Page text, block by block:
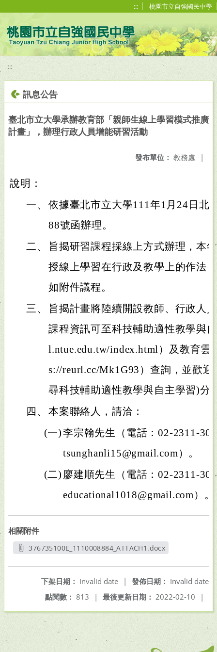
::: 桃園市立自強國民中學
:::
訊息公告
臺北市立大學承辦教育部「親師生線上學習模式推廣
計畫」，辦理行政人員增能研習活動
發布單位： 教務處 |
說明：
一、 依據臺北市立大學111年1月24日北
88號函辦理。
二、
旨揭研習課程採線上方式辦理，本
授線上學習在行政及教學上的作法
如附件議程。
三、
旨揭計畫將陸續開設教師、行政人
課程資訊可至科技輔助適性教學與
l.ntue.edu.tw/index.html）及教育雲
s://reurl.cc/Mk1G93）查詢，並歡
尋科技輔助適性教學與自主學習)分
四、 本案聯絡人，請洽：
(一)李宗翰先生（電話：02-2311-
tsunghanli15@gmail.com）。
(二) 廖建順先生（電話：02-2311-
educational1018@gmail.com）。
相關附件
376735100E_1110008884_ATTACH1.docx
發佈日期： Invalid date
下架日期： Invalid date
|
最後更新日期： 2022-02-10 |
點閱數： 813 |